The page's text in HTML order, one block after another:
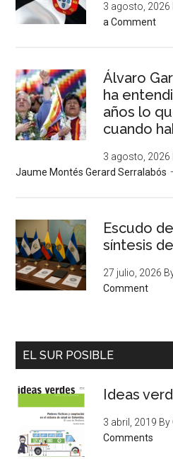
3 agosto, 2026
a Comment
Álvaro
ha
años lo
cuando
3 agosto, 2026
Jaume Montés Gerard Serralabós
Escudo
síntesis
27 julio, 2026
Comment
EL SUR POSIBLE
Ideas
3 abril, 2019 By
Comments